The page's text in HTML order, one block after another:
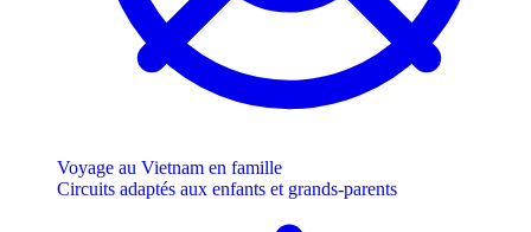
Voyage au Vietnam en famille
Circuits adaptés aux enfants et grands-parents